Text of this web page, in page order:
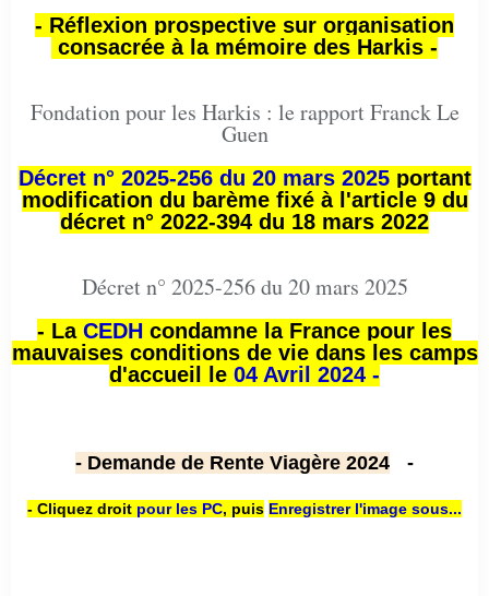
- Réflexion prospective sur organisation
consacrée à la mémoire des Harkis -
Fondation pour les Harkis : le rapport Franck Le
Guen
Décret n° 2025-256 du 20 mars 2025portant
modification du barème fixé à l'article 9 du
décret n° 2022-394 du 18 mars 2022
Décret n° 2025-256 du 20 mars 2025
- La CEDH condamne la France pour les
mauvaises conditions de vie dans les camps
d'accueil le 04 Avril 2024 -
- Demande de Rente Viagère 2024 -
- Cliquez droit pour les PC, puis Enregistrer l'image sous...